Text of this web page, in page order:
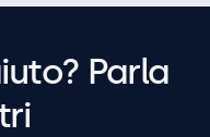
Parla